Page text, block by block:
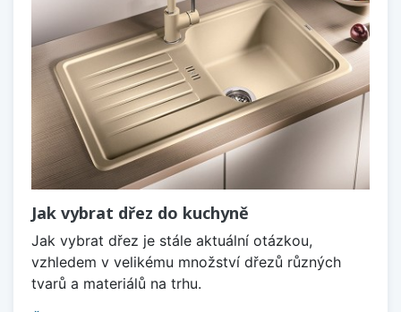
Jak vybrat dřez do kuchyně
Jak vybrat dřez je stále aktuální otázkou,
vzhledem v velikému množství dřezů různých
tvarů a materiálů na trhu.